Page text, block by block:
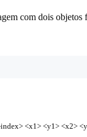
com dois objetos
index> <x1> <y1> <x2>